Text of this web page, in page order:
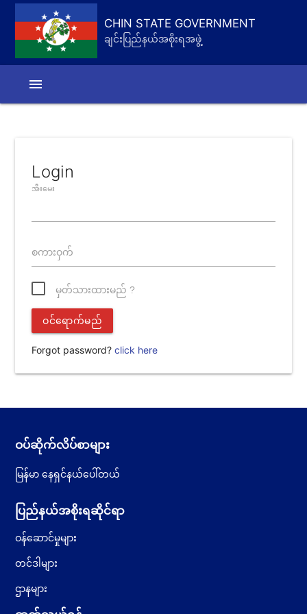
CHIN STATE GOVERNMENT
ချင်းပြည်နယ်အစိုးရအဖွဲ့
menu
Login
အီးမေး
စကားဝှက်
မှတ်သားထားမည် ?
ဝင်ရောက်မည်
Forgot password?click here
ဝပ်ဆိုက်လိပ်စာများ
မြန်မာ နေရှင်နယ်ပေါ်တယ်
ပြည်နယ်အစိုးရဆိုင်ရာ
ဝန်ဆောင်မှုများ
တင်ဒါများ
ဌာနများ